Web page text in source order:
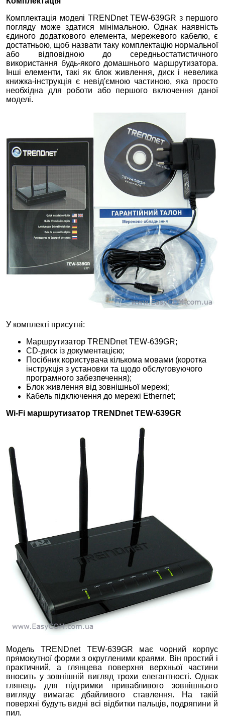
Комплектація моделі TRENDnet TEW-639GR з першого
погляду може здатися мінімальною. Однак наявність
єдиного додаткового елемента, мережевого кабелю, є
достатньою, щоб назвати таку комплектацію нормальної
або відповідною до середньостатистичного
використання будь-якого домашнього маршрутизатора.
Інші елементи, такі як блок живлення, диск і невелика
книжка-інструкція є невід'ємною частиною, яка просто
необхідна для роботи або першого включення даної
моделі.
У комплекті присутні:
Маршрутизатор TRENDnet TEW-639GR;
CD-диск із документацією;
Посібник користувача кількома мовами (коротка
інструкція з установки та щодо обслуговуючого
програмного забезпечення);
Блок живлення від зовнішньої мережі;
Кабель підключення до мережі Ethernet;
Wi-Fi маршрутизатор TRENDnet TEW-639GR
Модель TRENDnet TEW-639GR має чорний корпус
прямокутної форми з округленими краями. Він простий і
практичний, а глянцева поверхня верхньої частини
вносить у зовнішній вигляд трохи елегантності. Однак
глянець для підтримки привабливого зовнішнього
вигляду вимагає дбайливого ставлення. На такій
поверхні будуть видні всі відбитки пальців, подряпини й
пил.